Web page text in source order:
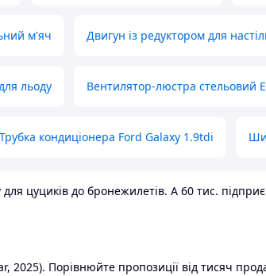
м'яч Двигун із редуктором для
льоду Вентилятор-люстра стельовий
Трубка кондиціонера Ford Galaxy 1.9tdi
цуциків до бронежилетів. А 60 тис.
Порівнюйте пропозиції від тисяч